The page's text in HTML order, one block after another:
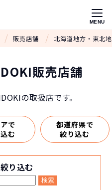
MENU
販売店舗 北海道地方・東北
販売店舗
の取扱店です。
で
む
都道府県で
絞り込む
り込む
検索